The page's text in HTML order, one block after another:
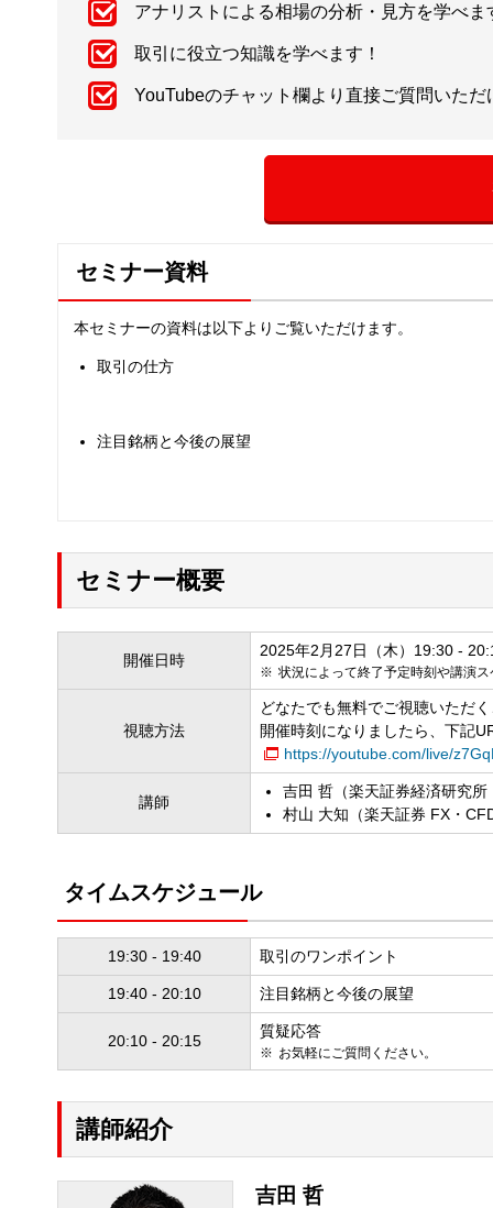
アナリストによる相場の分析・見方を学べま
取引に役立つ知識を学べます！
YouTubeのチャット欄より直接ご質問いただ
セミナー資料
本セミナーの資料は以下よりご覧いただけます。
取引の仕方
注目銘柄と今後の展望
セミナー概要
開催日時
2025年2月27日（木）19:30 -
状況によって終了予定時刻や講演
視聴方法
どなたでも無料でご視聴いただ
開催時刻になりましたら、下記
https://youtube.com/live/
講師
吉田 哲（楽天証券経済研究
村山 大知（楽天証券 FX・
タイムスケジュール
19:30 - 19:40 取引のワンポイント
19:40 - 20:10 注目銘柄と今後の展望
20:10 - 20:15
質疑応答
お気軽にご質問ください。
講師紹介
吉田 哲